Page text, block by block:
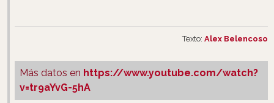
Texto: Alex Belencoso
Más datos en https://www.youtube.com/watch?
v=tr9aYvG-5hA